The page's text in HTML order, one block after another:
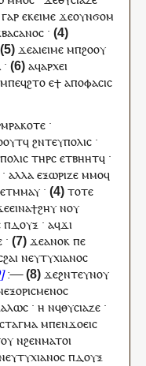
ⲅⲁⲣ ⲉⲕⲉⲓⲙⲉ ϫⲉⲟⲩⲛϭⲟⲙ
ⲃⲁⲥⲁⲛⲟⲥ ·
ϫⲉⲁⲓⲉⲓⲙⲉ ⲙⲡϩⲟⲟⲩ
· ⲁϥⲁⲣⲭⲉⲓ
ⲡⲉϥϩⲧⲟ ⲉϯ ⲁⲡⲟⲫⲁⲥⲓⲥ
·
ϥ ϩⲛⲧⲉⲩⲡⲟⲗⲓⲥ ·
ⲡⲟⲗⲓⲥ ⲧⲏⲣⲥ ⲉⲧⲃⲏⲏⲧϥ ·
· ⲁⲗⲗⲁⲉⲝⲱⲣⲓⲍⲉ ⲙⲙⲟϥ
ⲉⲧⲙⲙⲁⲩ ·
ⲧⲟⲧⲉ
ⲉⲓⲛⲁϯϩⲏⲩ ⲛⲟⲩ
ⲡⲇⲟⲩⲝ · ⲁϥϫⲓ
· ϫⲉⲁⲛⲟⲕ ⲡⲉ
ⲛⲉⲩⲧⲩⲭⲓⲁⲛⲟⲥ
:— ϫⲉϩⲛⲧⲉⲩⲛⲟⲩ
ⲉⲝⲟⲣⲓⲥⲙⲉⲛⲟⲥ
· ⲏ ⲛϥⲑⲩⲥⲓⲁⲍⲉ ·
ⲙⲡⲉⲛϫⲟⲉⲓⲥ
ⲟⲩ ⲛϩⲉⲛⲙⲁⲧⲟⲓ
ⲩⲧⲩⲭⲓⲁⲛⲟⲥ ⲡⲇⲟⲩⲝ